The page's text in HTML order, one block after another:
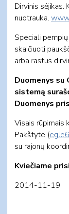
Dirvinis sėjikas.
nuotrauka.
Speciali
skaičiuoti
arba rastus
Duomenys su
sistemą
Duomenys
Visais rūpimais
Pakštyte (
su rajonų
Kviečiame
2014-11-19